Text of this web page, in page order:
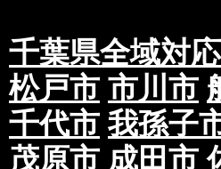
千葉県全域対応
松戸市 市川市
千代市 我孫子
茂原市 成田市